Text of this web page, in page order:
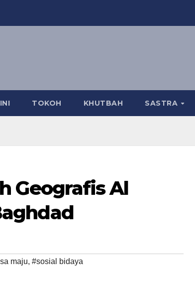
TOKOH KHUTBAH SASTRA
Geografis Al
maju, #sosial bidaya